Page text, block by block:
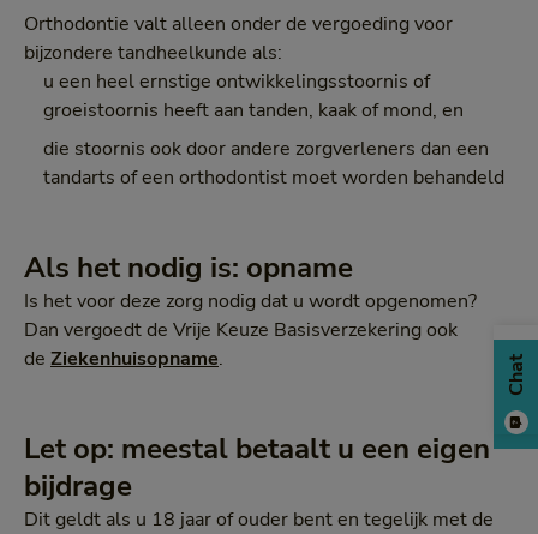
Orthodontie valt alleen onder de vergoeding voor
bijzondere tandheelkunde als:
u een heel ernstige ontwikkelingsstoornis of
groeistoornis heeft aan tanden, kaak of mond, en
die stoornis ook door andere zorgverleners dan een
tandarts of een orthodontist moet worden behandeld
Als het nodig is: opname
Is het voor deze zorg nodig dat u wordt opgenomen?
Dan vergoedt de Vrije Keuze Basisverzekering ook
de Ziekenhuisopname.
Let op: meestal betaalt u een eigen
bijdrage
Dit geldt als u 18 jaar of ouder bent en tegelijk met de
Chat